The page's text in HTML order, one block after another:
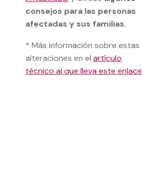
consejos para las personas
afectadas y sus familias.
* Más información sobre estas
alteraciones en el artículo
técnico al que lleva este enlace